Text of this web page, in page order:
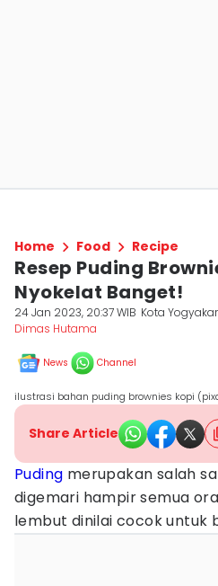
Home Food Recipe
Resep Puding
Nyokelat Banget!
24 Jan 2023, 20:37 WIB Kota
Dimas Hutama
News Channel
ilustrasi bahan puding brownies kopi
Share Article
Puding merupakan salah
digemari hampir semua
lembut dinilai cocok untuk